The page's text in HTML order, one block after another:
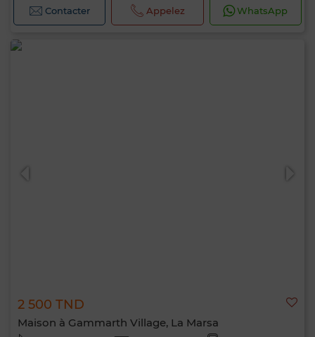
Contacter Appelez WhatsApp
2 500 TND
Maison à Gammarth Village, La Marsa